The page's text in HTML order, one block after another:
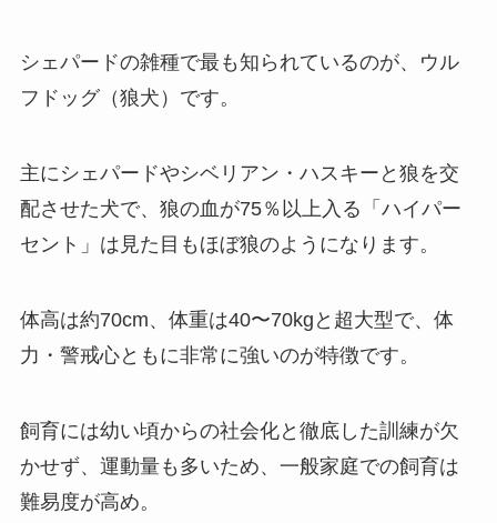
シェパードの雑種で最も知られているのが、ウル
フドッグ（狼犬）です。
主にシェパードやシベリアン・ハスキーと狼を交
配させた犬で、狼の血が75％以上入る「ハイパー
セント」は見た目もほぼ狼のようになります。
体高は約70cm、体重は40〜70kgと超大型で、体
力・警戒心ともに非常に強いのが特徴です。
飼育には幼い頃からの社会化と徹底した訓練が欠
かせず、運動量も多いため、一般家庭での飼育は
難易度が高め。